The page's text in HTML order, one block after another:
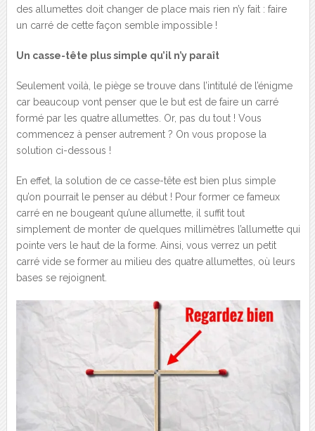
des allumettes doit changer de place mais rien n’y fait : faire
un carré de cette façon semble impossible !
Un casse-tête plus simple qu’il n’y paraît
Seulement voilà, le piège se trouve dans l’intitulé de l’énigme
car beaucoup vont penser que le but est de faire un carré
formé par les quatre allumettes. Or, pas du tout ! Vous
commencez à penser autrement ? On vous propose la
solution ci-dessous !
En effet, la solution de ce casse-tête est bien plus simple
qu’on pourrait le penser au début ! Pour former ce fameux
carré en ne bougeant qu’une allumette, il suffit tout
simplement de monter de quelques millimètres l’allumette qui
pointe vers le haut de la forme. Ainsi, vous verrez un petit
carré vide se former au milieu des quatre allumettes, où leurs
bases se rejoignent.